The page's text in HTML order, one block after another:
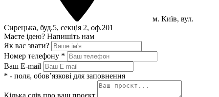
м. Київ, вул.
Сирецька, буд.5, секція 2, оф.201
Маєте ідею? Напишіть нам
Як вас звати?
Номер телефону *
Ваш E-mail
* - поля, обов’язкові для заповнення
Кілька слів про ваш проєкт